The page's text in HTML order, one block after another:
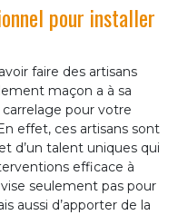
pour installer
faire des artisans
maçon a à sa
pour votre
effet, ces artisans sont
d’un talent uniques qui
efficace à
seulement pas pour
aussi d’apporter de la